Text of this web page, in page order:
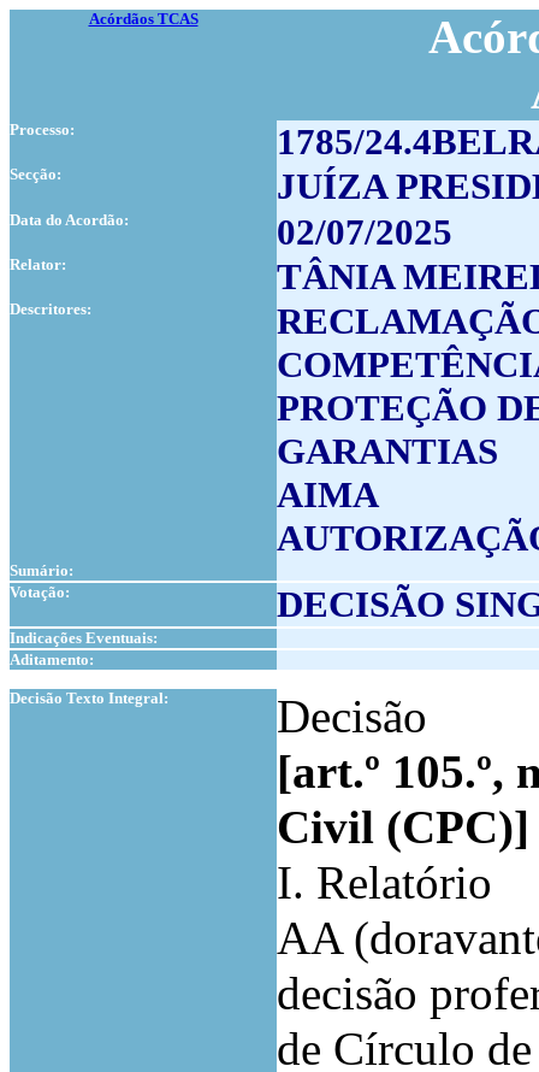
Acórdãos TCAS
Processo: 1785/
Secção: JUÍZA
Data do Acordão: 02/07/2025
Relator: TÂNIA
Descritores:
PROTEÇÃO
GARANTIAS
AIMA
Sumário:
Votação:
DECISÃO
Indicações Eventuais:
Aditamento:
Decisão Texto Integral:
Decisão
[art.º 105.º,
Civil (CPC)]
I. Relatório
AA
decisão
de Círculo